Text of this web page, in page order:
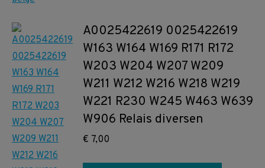
A0025422619 0025422619
W163 W164 W169 R171 R172
W203 W204 W207 W209
W211 W212 W216 W218 W219
W221 R230 W245 W463 W639
W906 Relais diversen
€ 7,00